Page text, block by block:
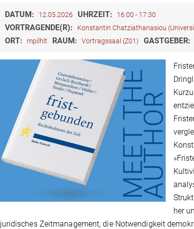
DATUM: 12.05.2026 UHRZEIT: 16:00 - 17:30
VORTRAGENDE(R): Konstantin Chatziathanasiou
ORT: mpilhlt RAUM: Vortragssaal (Z01) GASTGEBER:
her
juridisches Zeitmanagement, die Notwendigkeit